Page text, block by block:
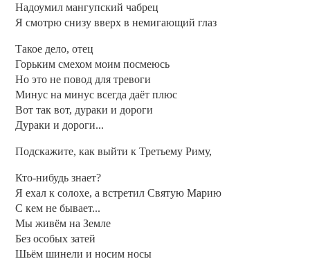
Надоумил мангупский чабрец
Я смотрю снизу вверх в немигающий глаз
Такое дело, отец
Горьким смехом моим посмеюсь
Но это не повод для тревоги
Минус на минус всегда даёт плюс
Вот так вот, дураки и дороги
Дураки и дороги...
Подскажите, как выйти к Третьему Риму,
Кто-нибудь знает?
Я ехал к солохе, а встретил Святую Марию
С кем не бывает...
Мы живём на Земле
Без особых затей
Шьём шинели и носим носы